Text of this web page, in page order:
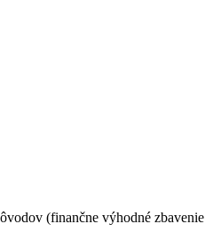
(finančne výhodné zbavenie